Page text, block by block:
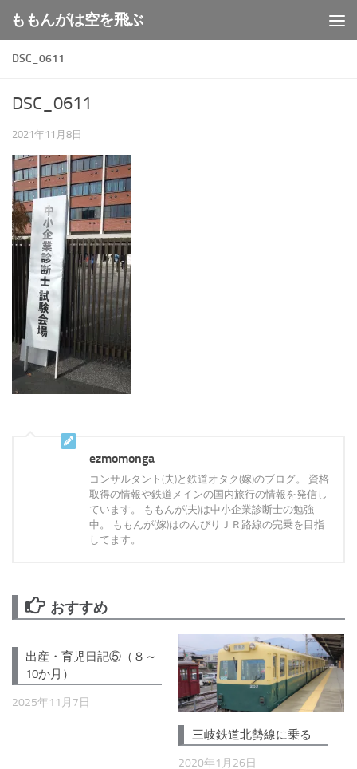
コンテンツへスキップ
ももんがは空を飛ぶ
DSC_0611
DSC_0611
2021年11月8日
ezmomonga
コンサルタント(夫)と鉄道オタク(嫁)のブログ。 資格
取得の情報や鉄道メインの国内旅行の情報を発信し
ています。 ももんが(夫)は中小企業診断士の勉強
中。 ももんが(嫁)はのんびりＪＲ路線の完乗を目指
してます。
おすすめ
出産・育児日記⑤（８～
10か月）
2025年11月7日
三岐鉄道北勢線に乗る
2020年1月26日